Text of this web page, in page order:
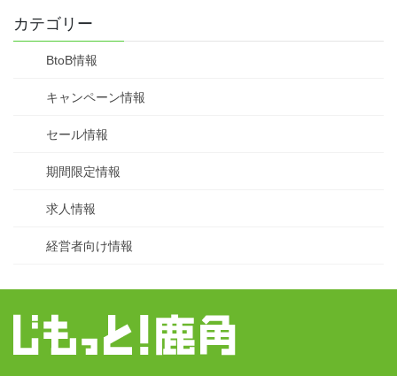
カテゴリー
BtoB情報
キャンペーン情報
セール情報
期間限定情報
求人情報
経営者向け情報